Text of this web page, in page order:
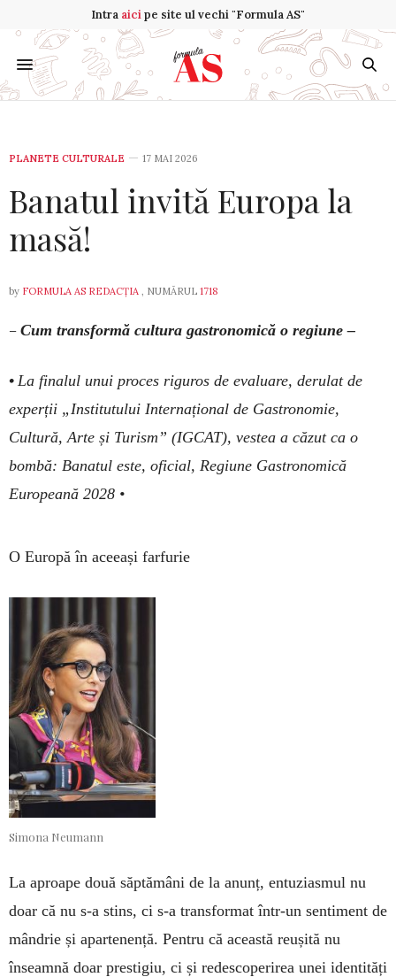
Intra aicipe site ul vechi "Formula AS"
PLANETE CULTURALE 17 MAI 2026
Banatul invită Europa la
masă!
by FORMULA AS REDACȚIA , NUMĂRUL 1718
– Cum transformă cultura gastronomică o regiune –
• La finalul unui proces riguros de evaluare, derulat de
experții „Institutului Internațional de Gastronomie,
Cultură, Arte și Turism” (IGCAT), vestea a căzut ca o
bombă: Banatul este, oficial, Regiune Gastronomică
Europeană 2028 •
O Europă în aceeași farfurie
Simona Neumann
La aproape două săptămâni de la anunț, entuziasmul nu
doar că nu s-a stins, ci s-a transformat într-un sentiment de
mândrie și apartenență. Pentru că această reușită nu
înseamnă doar prestigiu, ci și redescoperirea unei identități